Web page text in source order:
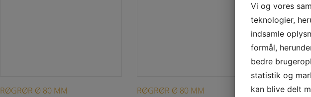
RØGRØR Ø 80 MM RØGRØR Ø 80 MM RØGRØR
Vi og vores
teknologier,
indsamle
formål,
bedre
statistik og
kan blive delt